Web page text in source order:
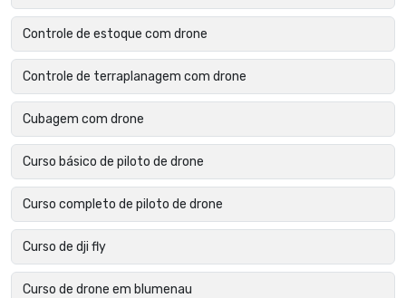
Controle de estoque com drone
Controle de terraplanagem com drone
Cubagem com drone
Curso básico de piloto de drone
Curso completo de piloto de drone
Curso de dji fly
Curso de drone em blumenau